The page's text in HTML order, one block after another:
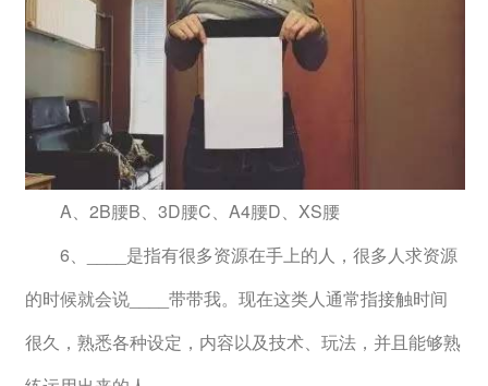
A、2B腰B、3D腰C、A4腰D、XS腰
6、____是指有很多资源在手上的人，很多人求资源
的时候就会说____带带我。现在这类人通常指接触时间
很久，熟悉各种设定，内容以及技术、玩法，并且能够熟